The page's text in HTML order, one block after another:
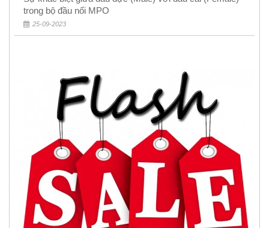
trong bộ đầu nối MPO
25-09-2023